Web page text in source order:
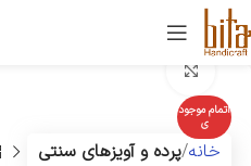
اتمام موجود
ی
خانه پرده و آویزهای سنتی